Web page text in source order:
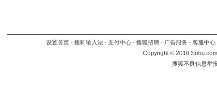
设置首页 - 搜狗输入法 - 支付中心 - 搜狐招聘 - 广告服务 - 客服中心
Copyright©2018
搜狐不良信息举